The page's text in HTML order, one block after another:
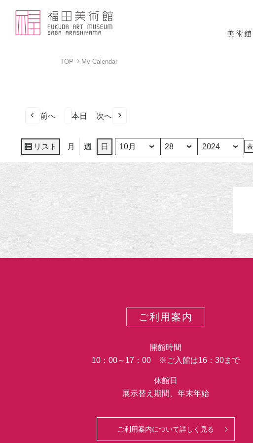
美術館
TOP My Calendar
前へ 本日 次へ
リスト
表
示
月 週 日
月
日
年
ご利用案内
開館時間
10：00～17：00 ※ご入館は16：30まで
休館日
展示替え期間、年末年始
ご利用案内について詳しく見る